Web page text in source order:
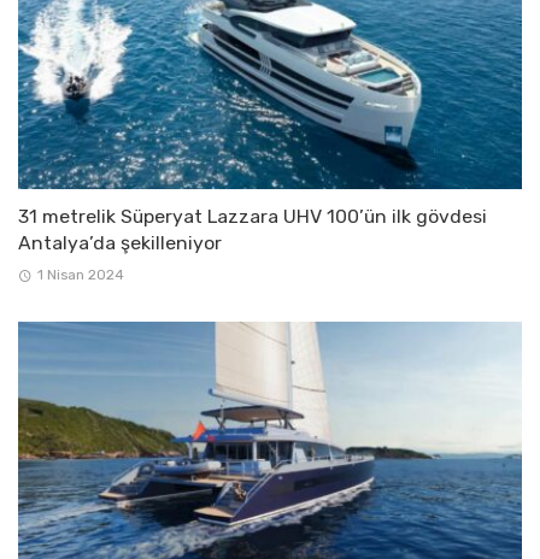
31 metrelik Süperyat Lazzara UHV 100’ün ilk gövdesi
Antalya’da şekilleniyor
1 Nisan 2024